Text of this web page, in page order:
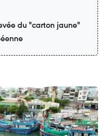
du "carton jaune"